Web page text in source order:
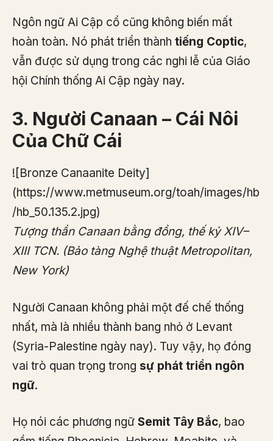
Ngôn ngữ Ai Cập cổ cũng không biến mất
hoàn toàn. Nó phát triển thành tiếng Coptic,
vẫn được sử dụng trong các nghi lễ của Giáo
hội Chính thống Ai Cập ngày nay.
3. Người Canaan – Cái Nôi
Của Chữ Cái
![Bronze Canaanite Deity]
(https://www.metmuseum.org/toah/images/hb
/hb_50.135.2.jpg)
Tượng thần Canaan bằng đồng, thế kỷ XIV–
XIII TCN. (Bảo tàng Nghệ thuật Metropolitan,
New York)
Người Canaan không phải một đế chế thống
nhất, mà là nhiều thành bang nhỏ ở Levant
(Syria-Palestine ngày nay). Tuy vậy, họ đóng
vai trò quan trọng trong sự phát triển ngôn
ngữ.
Họ nói các phương ngữ Semit Tây Bắc, bao